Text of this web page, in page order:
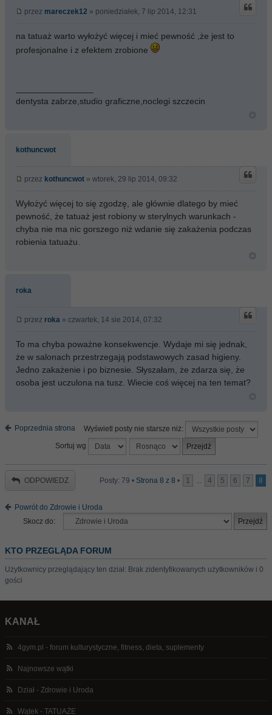
przez mareczek12 » poniedziałek, 7 lip 2014, 12:31
na tatuaż warto wyłożyć więcej i mieć pewność ,że jest to
profesjonalne i z efektem zrobione
dentysta zabrze,studio graficzne,noclegi szczecin
kothuncwot
przez kothuncwot » wtorek, 29 lip 2014, 09:32
Wyłożyć więcej to się zgodzę, ale głównie dlatego by mieć
pewność, że tatuaż jest robiony w sterylnych warunkach -
chyba nie ma nic gorszego niż wdanie się zakażenia podczas
robienia tatuażu.
roka
przez roka » czwartek, 14 sie 2014, 07:32
To ma chyba poważne konsekwencje. Wydaje mi się jednak,
że w salonach przestrzegają podstawowych zasad higieny.
Jedno zakażenie i po biznesie. Słyszałam, że zdarza się, że
osoba jest uczulona na tusz. Wiecie coś więcej na ten temat?
Poprzednia strona
Wyświetl posty nie starsze niż:
Sortuj wg
ODPOWIEDZ Posty: 79 • Strona 8 z 8 • 1 ... 4 5 6 7 8
Powrót do Zdrowie i Uroda
Skocz do:
KTO PRZEGLĄDA FORUM
Użytkownicy przeglądający ten dział: Brak zidentyfikowanych użytkowników i 0
gości
KANAŁ
4gym.pl - forum kulturystyczne, fitness, dieta, suplementy
Najnowsze wątki
Dział - Zdrowie i Uroda
Wątek - TATUAŻE